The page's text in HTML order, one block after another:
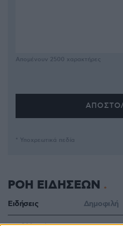
Απομένουν 2500 χαρακτήρες
* Υποχρεωτικά πεδία
ΡΟΗ ΕΙΔΗΣΕΩΝ
Ειδήσεις Δημοφιλή